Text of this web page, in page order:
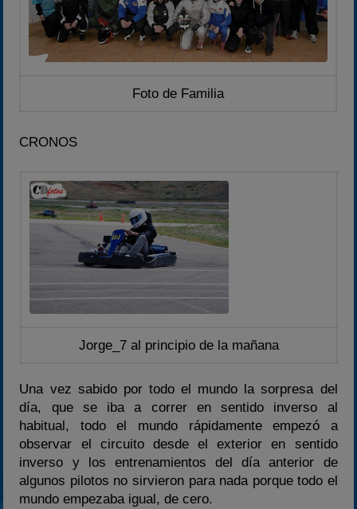
Foto de Familia
CRONOS
Jorge_7 al principio de la mañana
Una vez sabido por todo el mundo la sorpresa del
día, que se iba a correr en sentido inverso al
habitual, todo el mundo rápidamente empezó a
observar el circuito desde el exterior en sentido
inverso y los entrenamientos del día anterior de
algunos pilotos no sirvieron para nada porque todo el
mundo empezaba igual, de cero.